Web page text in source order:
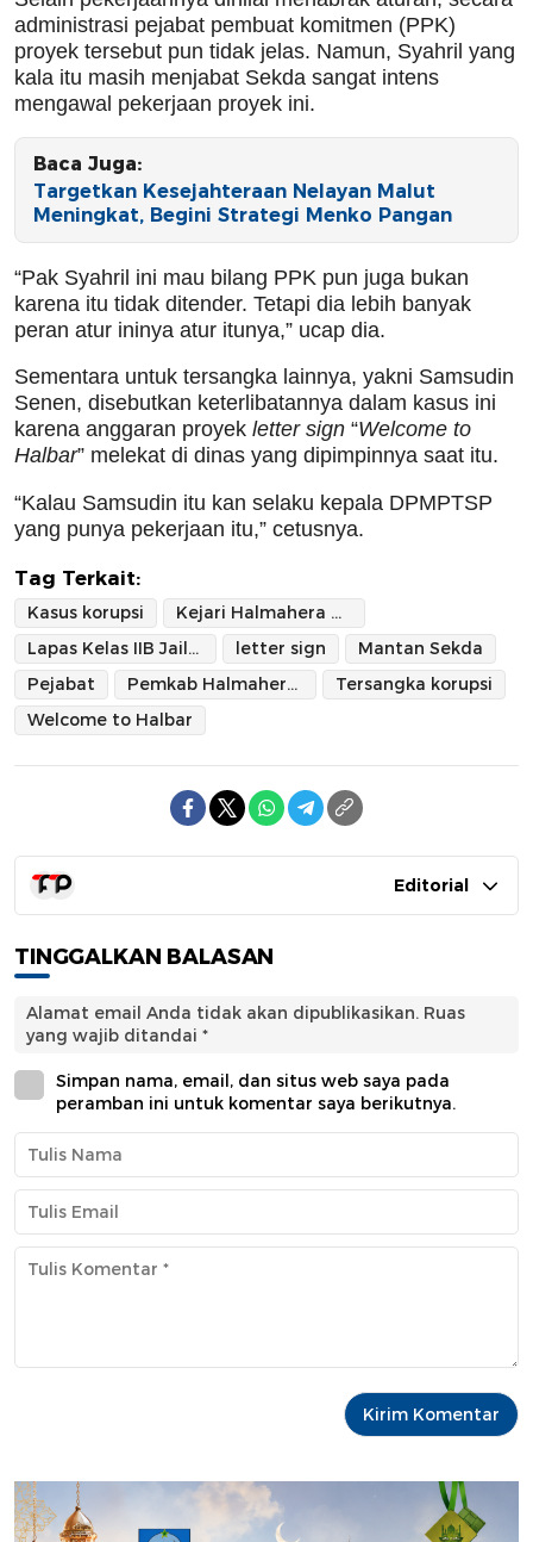
administrasi pejabat pembuat komitmen (PPK)
proyek tersebut pun tidak jelas. Namun, Syahril yang
kala itu masih menjabat Sekda sangat intens
mengawal pekerjaan proyek ini.
Baca Juga:
Targetkan Kesejahteraan Nelayan Malut
Meningkat, Begini Strategi Menko Pangan
“Pak Syahril ini mau bilang PPK pun juga bukan
karena itu tidak ditender. Tetapi dia lebih banyak
peran atur ininya atur itunya,” ucap dia.
Sementara untuk tersangka lainnya, yakni Samsudin
Senen, disebutkan keterlibatannya dalam kasus ini
karena anggaran proyek letter sign “Welcome to
Halbar” melekat di dinas yang dipimpinnya saat itu.
“Kalau Samsudin itu kan selaku kepala DPMPTSP
yang punya pekerjaan itu,” cetusnya.
Tag Terkait:
Kasus korupsi
Kejari Halmahera Barat
Lapas Kelas IIB Jailolo
letter sign
Mantan Sekda
Pejabat
Pemkab Halmahera Barat
Tersangka korupsi
Welcome to Halbar
Editorial
TINGGALKAN BALASAN
Alamat email Anda tidak akan dipublikasikan. Ruas
yang wajib ditandai *
Simpan nama, email, dan situs web saya pada
peramban ini untuk komentar saya berikutnya.